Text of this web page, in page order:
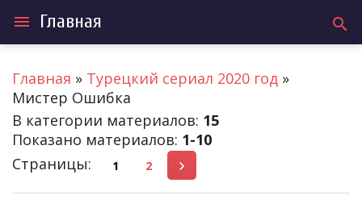
menu Главная search
Главная » Турецкий сериал 2020 год »
Мистер Ошибка
В категории материалов: 15
Показано материалов: 1-10
Страницы: 1 2